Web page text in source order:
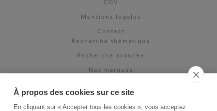
À propos des cookies sur ce site
En cliquant sur « Accepter tous les cookies », vous acceptez
CGV
Mentions légales
Contact
Recherche thématique
Recherche avancée
Nos marques
Espace pro
Newsletter